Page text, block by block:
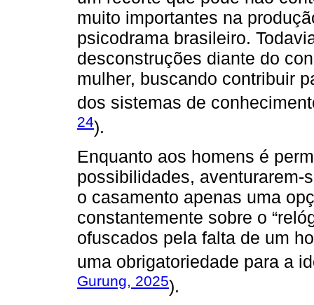
muito importantes na
psicodrama brasileiro.
desconstruções diante do
mulher, buscando contribuir
dos sistemas de
24).
Enquanto aos homens é
possibilidades, aventurarem-
o casamento apenas uma
constantemente sobre o
ofuscados pela falta de um
uma obrigatoriedade para a
Gurung, 2025).